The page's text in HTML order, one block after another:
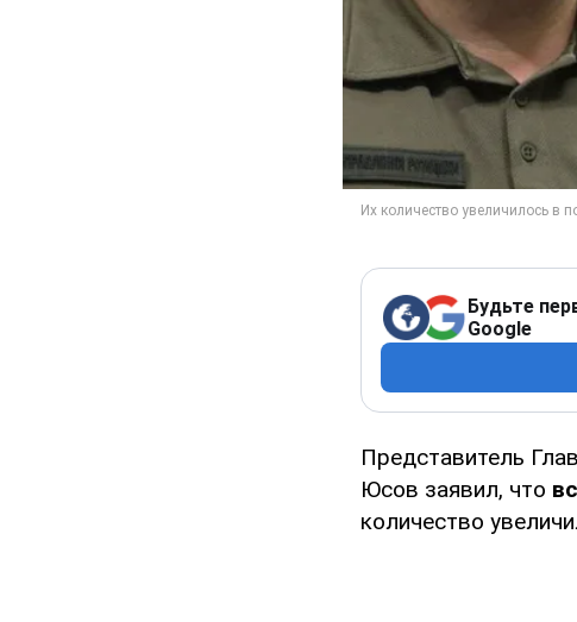
Будьте
Google
Представитель
Юсов заявил, что
количество